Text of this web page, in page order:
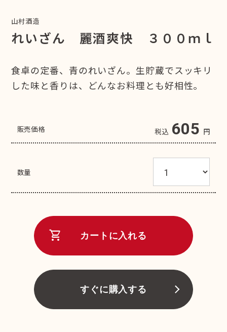
山村酒造
れいざん 麗酒爽快 ３００ｍｌ
食卓の定番、青のれいざん。生貯蔵でスッキリ
した味と香りは、どんなお料理とも好相性。
販売価格 税込 605 円
数量
shopping_cart カートに入れる
すぐに購入する